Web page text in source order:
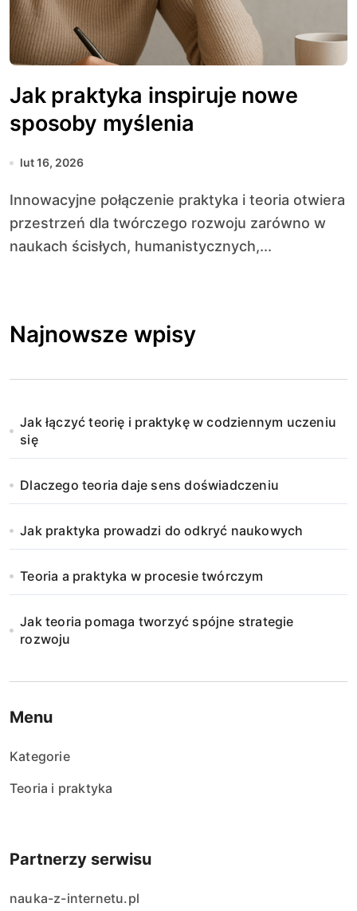
Jak praktyka inspiruje nowe
sposoby myślenia
lut 16, 2026
Innowacyjne połączenie praktyka i teoria otwiera
przestrzeń dla twórczego rozwoju zarówno w
naukach ścisłych, humanistycznych,...
Najnowsze wpisy
Jak łączyć teorię i praktykę w codziennym uczeniu
się
Dlaczego teoria daje sens doświadczeniu
Jak praktyka prowadzi do odkryć naukowych
Teoria a praktyka w procesie twórczym
Jak teoria pomaga tworzyć spójne strategie
rozwoju
Menu
Kategorie
Teoria i praktyka
Partnerzy serwisu
nauka-z-internetu.pl